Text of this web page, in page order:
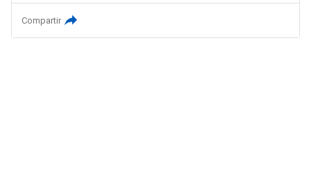
Compartir